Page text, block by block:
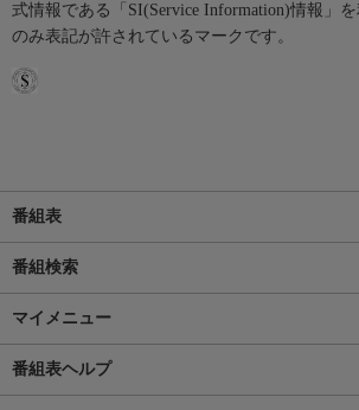
式情報である「SI(Service Information)情報」
のみ表記が許されているマークです。
番組表
番組検索
マイメニュー
番組表ヘルプ